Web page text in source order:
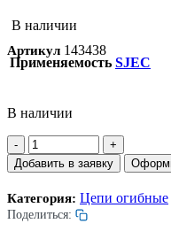
В наличии
Артикул 143438
Применяемость SJEC
В наличии
Количество
товара
Цепь
роликовая
огибная.
24
Добавить в заявку
Категория: Цепи огибные
Поделиться: